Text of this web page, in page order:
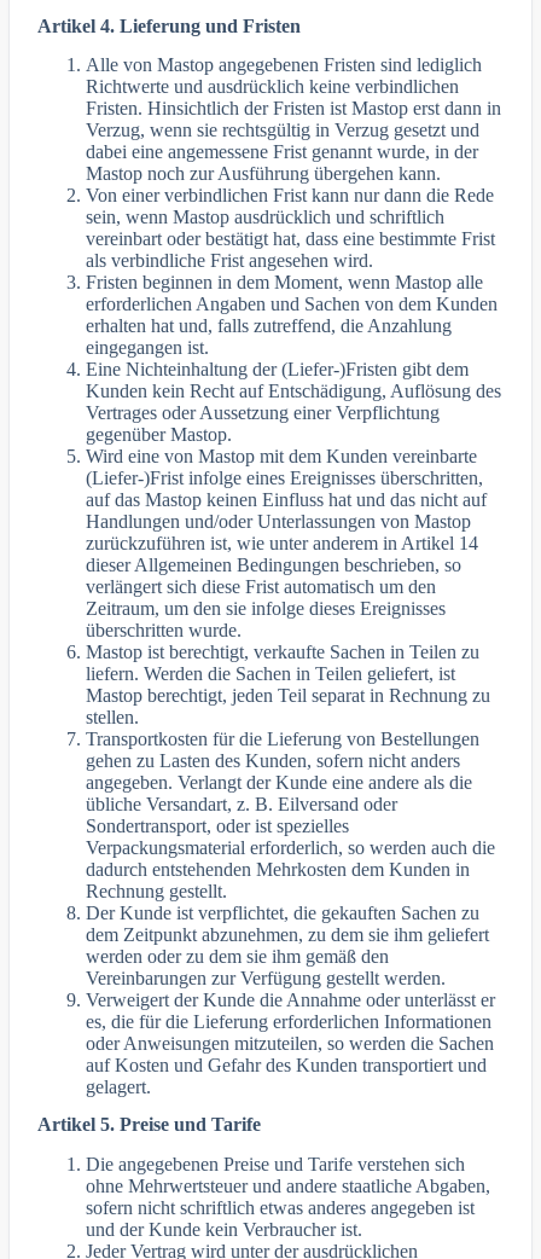
Artikel 4. Lieferung und Fristen
Alle von Mastop angegebenen Fristen sind lediglich
Richtwerte und ausdrücklich keine verbindlichen
Fristen. Hinsichtlich der Fristen ist Mastop erst dann in
Verzug, wenn sie rechtsgültig in Verzug gesetzt und
dabei eine angemessene Frist genannt wurde, in der
Mastop noch zur Ausführung übergehen kann.
Von einer verbindlichen Frist kann nur dann die Rede
sein, wenn Mastop ausdrücklich und schriftlich
vereinbart oder bestätigt hat, dass eine bestimmte Frist
als verbindliche Frist angesehen wird.
Fristen beginnen in dem Moment, wenn Mastop alle
erforderlichen Angaben und Sachen von dem Kunden
erhalten hat und, falls zutreffend, die Anzahlung
eingegangen ist.
Eine Nichteinhaltung der (Liefer-)Fristen gibt dem
Kunden kein Recht auf Entschädigung, Auflösung des
Vertrages oder Aussetzung einer Verpflichtung
gegenüber Mastop.
Wird eine von Mastop mit dem Kunden vereinbarte
(Liefer-)Frist infolge eines Ereignisses überschritten,
auf das Mastop keinen Einfluss hat und das nicht auf
Handlungen und/oder Unterlassungen von Mastop
zurückzuführen ist, wie unter anderem in Artikel 14
dieser Allgemeinen Bedingungen beschrieben, so
verlängert sich diese Frist automatisch um den
Zeitraum, um den sie infolge dieses Ereignisses
überschritten wurde.
Mastop ist berechtigt, verkaufte Sachen in Teilen zu
liefern. Werden die Sachen in Teilen geliefert, ist
Mastop berechtigt, jeden Teil separat in Rechnung zu
stellen.
Transportkosten für die Lieferung von Bestellungen
gehen zu Lasten des Kunden, sofern nicht anders
angegeben. Verlangt der Kunde eine andere als die
übliche Versandart, z. B. Eilversand oder
Sondertransport, oder ist spezielles
Verpackungsmaterial erforderlich, so werden auch die
dadurch entstehenden Mehrkosten dem Kunden in
Rechnung gestellt.
Der Kunde ist verpflichtet, die gekauften Sachen zu
dem Zeitpunkt abzunehmen, zu dem sie ihm geliefert
werden oder zu dem sie ihm gemäß den
Vereinbarungen zur Verfügung gestellt werden.
Verweigert der Kunde die Annahme oder unterlässt er
es, die für die Lieferung erforderlichen Informationen
oder Anweisungen mitzuteilen, so werden die Sachen
auf Kosten und Gefahr des Kunden transportiert und
gelagert.
Artikel 5. Preise und Tarife
Die angegebenen Preise und Tarife verstehen sich
ohne Mehrwertsteuer und andere staatliche Abgaben,
sofern nicht schriftlich etwas anderes angegeben ist
und der Kunde kein Verbraucher ist.
Jeder Vertrag wird unter der ausdrücklichen